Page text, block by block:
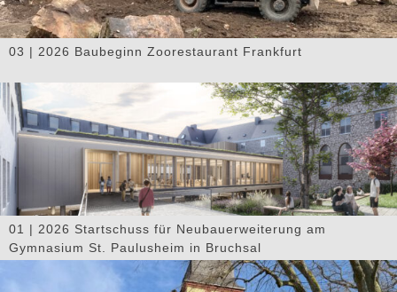
03 | 2026 Baubeginn Zoorestaurant Frankfurt
01 | 2026 Startschuss für Neubauerweiterung am
Gymnasium St. Paulusheim in Bruchsal